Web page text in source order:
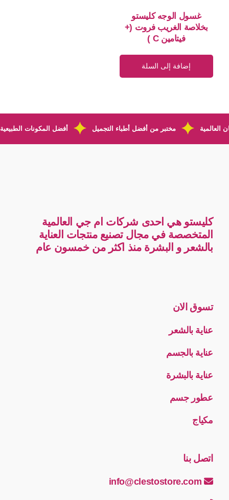
غسول الوجه كليستو
بخلاصة الغريب فروت (+
فيتامين C )
إضافة إلى السلة
أفضل المكونات الطبيعية مختبر من أفضل أطباء التجميل العالمية
كليستو هي احدى شركات ام جي العالمية
المتخصصة في مجال تصنيع منتجات العناية
بالشعر و البشرة منذ اكثر من خمسون عام
تسوق الان
عناية بالشعر
عناية بالجسم
عناية بالبشرة
عطور جسم
مكياج
اتصل بنا